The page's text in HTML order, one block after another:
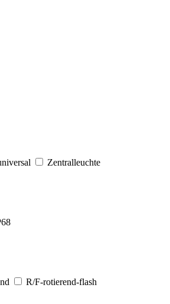
Zentralleuchte
R/F-rotierend-flash